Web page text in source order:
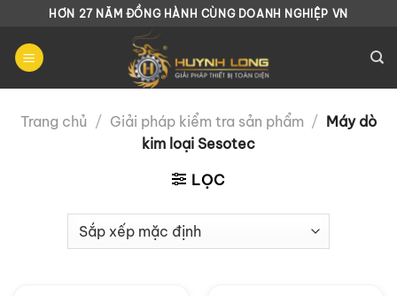
Chuyển
nội
dung
HƠN 27 NĂM ĐỒNG HÀNH CÙNG DOANH NGHIỆP VN
Trang chủ / Giải pháp kiểm tra sản phẩm / Máy dò
kim loại Sesotec
LỌC